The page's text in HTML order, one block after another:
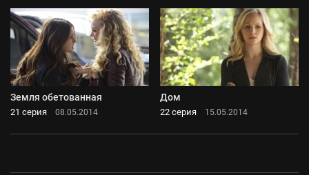
Земля обетованная
21 серия 08.05.2014
Дом
22 серия 15.05.2014